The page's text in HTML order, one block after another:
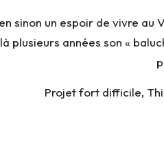
sinon un espoir de vivre
plusieurs années son «
Projet fort difficile,